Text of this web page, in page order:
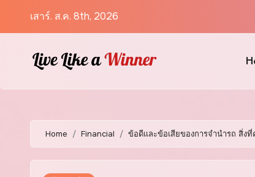
เสาร์. ส.ค. 8th, 2026
Home Financial ข้อดีและข้อเสียของการจำนำรถ สิ่ง